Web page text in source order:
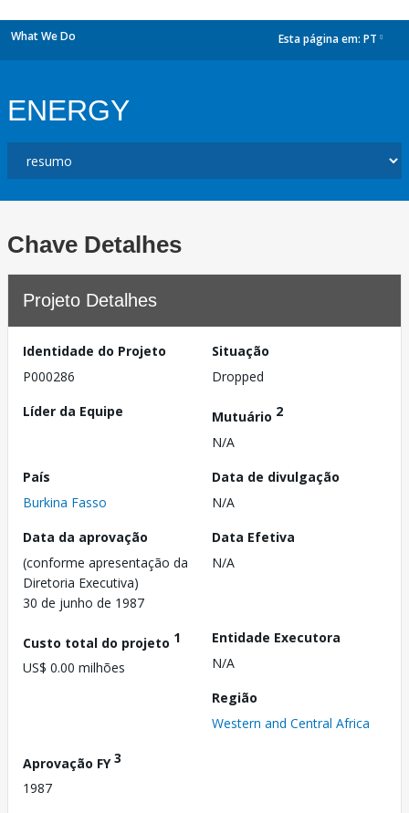
What We Do Esta página em: PT
ENERGY
Chave Detalhes
Projeto Detalhes
Identidade do Projeto
P000286
Situação
Dropped
Líder da Equipe
Mutuário 2
N/A
País
Burkina Fasso
Data de divulgação
N/A
Data da aprovação
(conforme apresentação da
Diretoria Executiva)
30 de junho de 1987
Data Efetiva
N/A
Custo total do projeto 1
US$ 0.00 milhões
Entidade Executora
N/A
Região
Western and Central Africa
Aprovação FY3
1987